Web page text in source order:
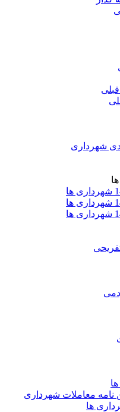
شهرداری
نامه معاملات شهرداری
ها